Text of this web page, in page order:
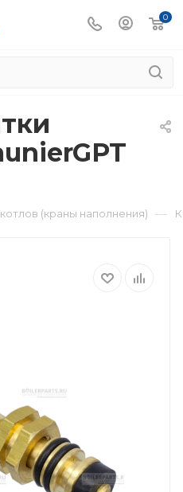
0
(краны наполнения) —